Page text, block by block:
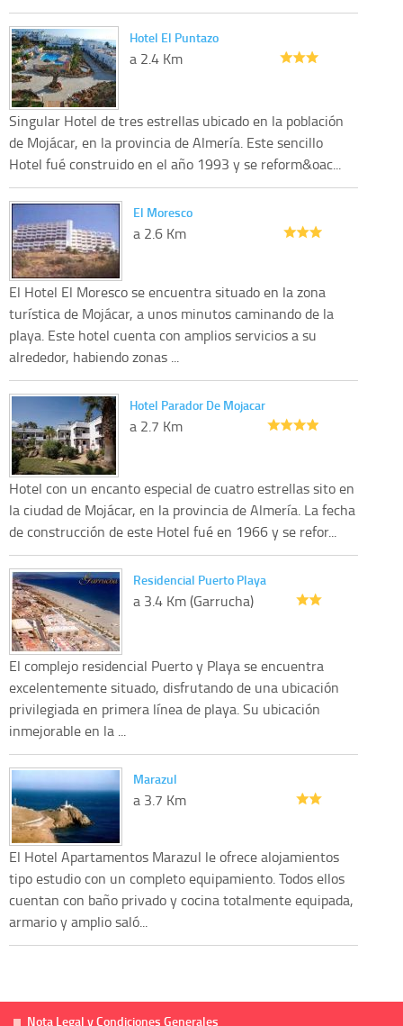
Hotel El Puntazo
a 2.4 Km
Singular Hotel de tres estrellas ubicado en la población
de Mojácar, en la provincia de Almería. Este sencillo
Hotel fué construido en el año 1993 y se reform&oac...
El Moresco
a 2.6 Km
El Hotel El Moresco se encuentra situado en la zona
turística de Mojácar, a unos minutos caminando de la
playa. Este hotel cuenta con amplios servicios a su
alrededor, habiendo zonas ...
Hotel Parador De Mojacar
a 2.7 Km
Hotel con un encanto especial de cuatro estrellas sito en
la ciudad de Mojácar, en la provincia de Almería. La fecha
de construcción de este Hotel fué en 1966 y se refor...
Residencial Puerto Playa
a 3.4 Km (Garrucha)
El complejo residencial Puerto y Playa se encuentra
excelentemente situado, disfrutando de una ubicación
privilegiada en primera línea de playa. Su ubicación
inmejorable en la ...
Marazul
a 3.7 Km
El Hotel Apartamentos Marazul le ofrece alojamientos
tipo estudio con un completo equipamiento. Todos ellos
cuentan con baño privado y cocina totalmente equipada,
armario y amplio saló...
Nota Legal y Condiciones Generales